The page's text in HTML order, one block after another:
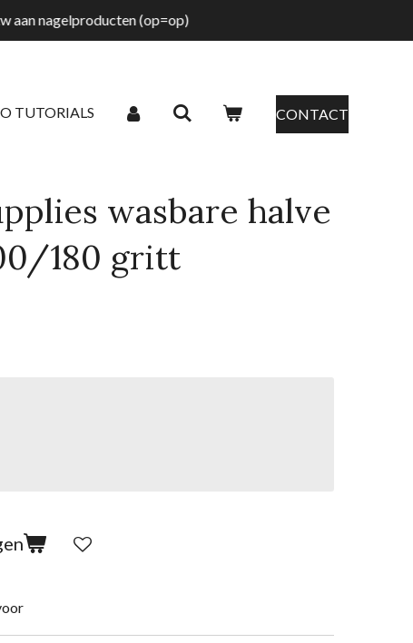
aan nagelproducten (op=op)
TUTORIALS CONTACT
wasbare halve
180 gritt